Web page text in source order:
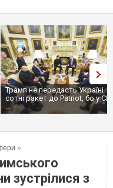
не передасть Україні
ракет до Patriot, бо у США
»
зустрілися з